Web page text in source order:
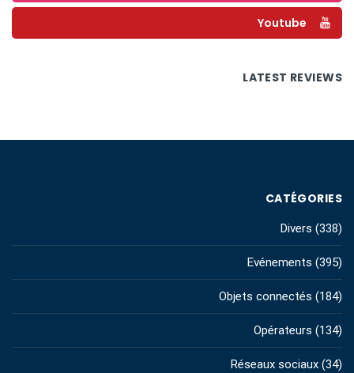
Youtube
LATEST REVIEWS
CATÉGORIES
Divers (338)
Evénements (395)
Objets connectés (184)
Opérateurs (134)
Réseaux sociaux (34)